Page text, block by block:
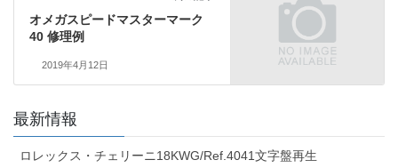
オメガスピードマスターマーク
40 修理例
2019年4月12日
最新情報
ロレックス・チェリーニ18KWG/Ref.4041文字盤再生